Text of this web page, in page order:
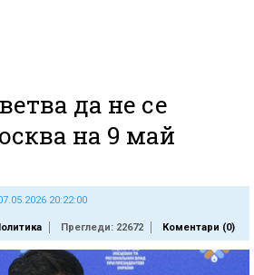
да не се
на 9 май
20:22:00
Прегледи: 22672 Коментари (0)